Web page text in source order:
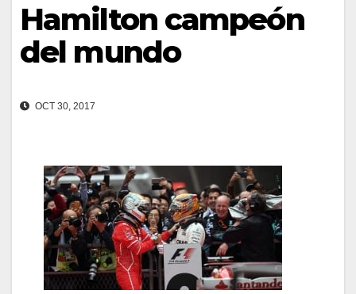
Hamilton campeón
del mundo
OCT 30, 2017